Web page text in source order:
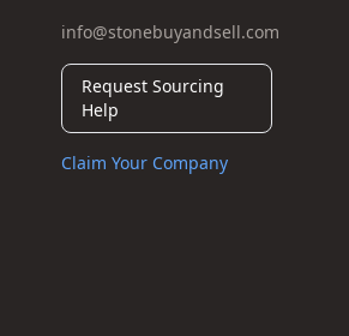
info@stonebuyandsell.com
Request Sourcing
Help
Claim Your Company